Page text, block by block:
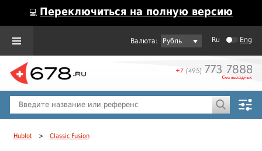
💻 Переключиться на полную версию
Рубль Ru Eng
Hublot > Classic Fusion